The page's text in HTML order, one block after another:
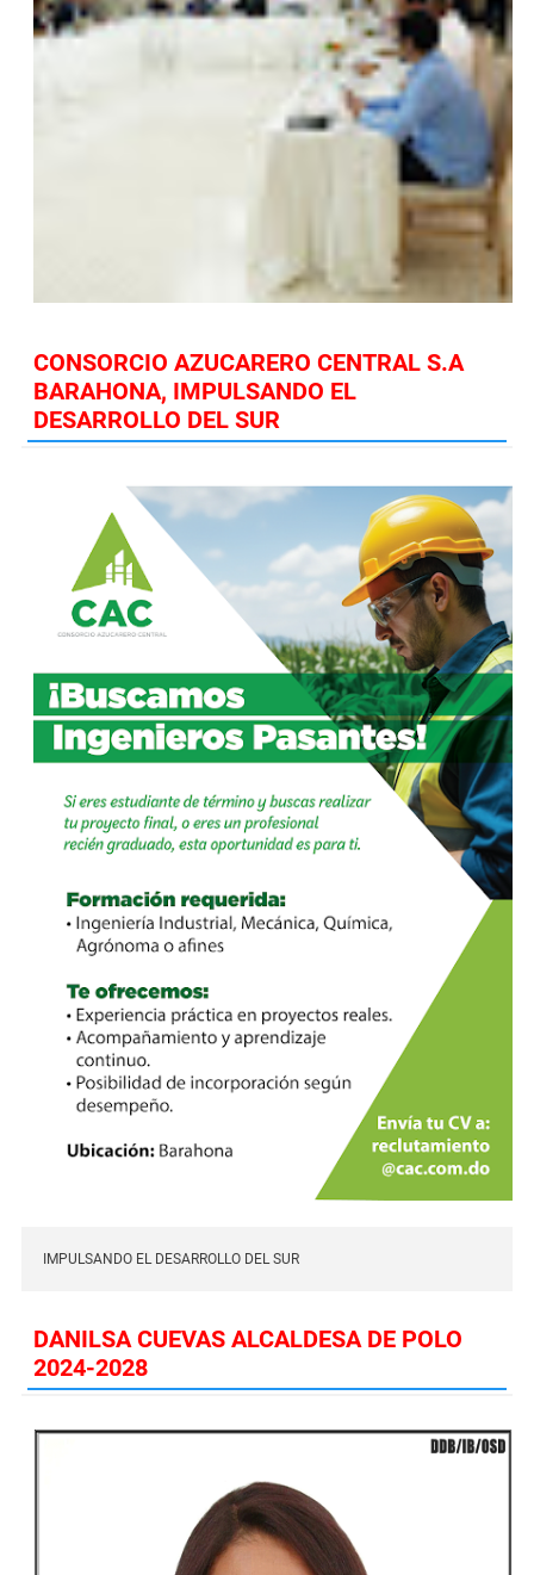
CONSORCIO AZUCARERO CENTRAL S.A
BARAHONA, IMPULSANDO EL
DESARROLLO DEL SUR
IMPULSANDO EL DESARROLLO DEL SUR
DANILSA CUEVAS ALCALDESA DE POLO
2024-2028